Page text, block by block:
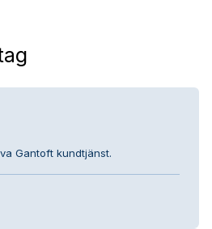
Gantoft kundtjänst.